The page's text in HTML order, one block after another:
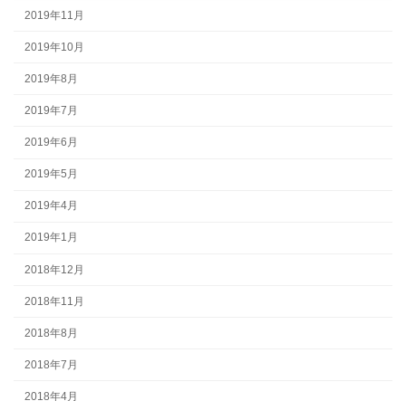
2019年11月
2019年10月
2019年8月
2019年7月
2019年6月
2019年5月
2019年4月
2019年1月
2018年12月
2018年11月
2018年8月
2018年7月
2018年4月